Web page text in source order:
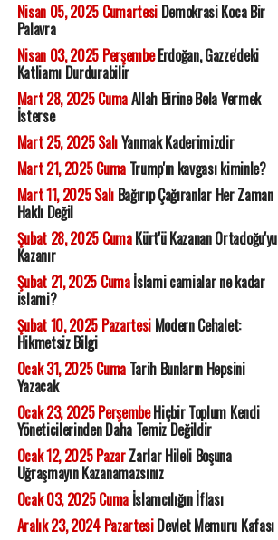
Nisan 05, 2025 CumartesiDemokrasi Koca Bir
Palavra
Nisan 03, 2025 PerşembeErdoğan, Gazze'deki
Katliamı Durdurabilir
Mart 28, 2025 CumaAllah Birine Bela Vermek
İsterse
Mart 25, 2025 SalıYanmak Kaderimizdir
Mart 21, 2025 CumaTrump'ın kavgası kiminle?
Mart 11, 2025 SalıBağırıp Çağıranlar Her Zaman
Haklı Değil
Şubat 28, 2025 CumaKürt'ü Kazanan Ortadoğu'yu
Kazanır
Şubat 21, 2025 Cumaİslami camialar ne kadar
islami?
Şubat 10, 2025 PazartesiModern Cehalet:
Hikmetsiz Bilgi
Ocak 31, 2025 CumaTarih Bunların Hepsini
Yazacak
Ocak 23, 2025 PerşembeHiçbir Toplum Kendi
Yöneticilerinden Daha Temiz Değildir
Ocak 12, 2025 PazarZarlar Hileli Boşuna
Uğraşmayın Kazanamazsınız
Ocak 03, 2025 Cumaİslamcılığın İflası
Aralık 23, 2024 PazartesiDevlet Memuru Kafası